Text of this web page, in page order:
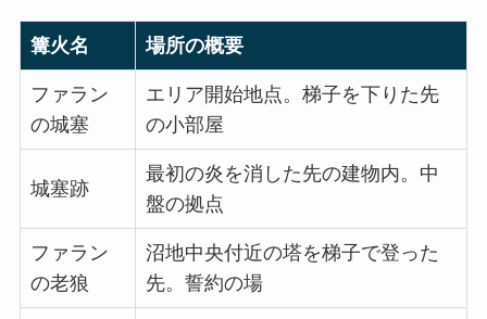
篝火名 場所の概要
ファラン
の城塞
エリア開始地点。梯子を下りた先
の小部屋
城塞跡
最初の炎を消した先の建物内。中
盤の拠点
ファラン
の老狼
沼地中央付近の塔を梯子で登った
先。誓約の場